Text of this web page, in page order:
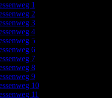
1
2
3
4
5
6
7
8
9
10
11